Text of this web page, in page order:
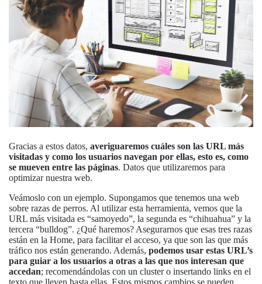
Gracias a estos datos, averiguaremos cuáles son las URL más
visitadas y como los usuarios navegan por ellas, esto es, como
se mueven entre las páginas. Datos que utilizaremos para
optimizar nuestra web.
Veámoslo con un ejemplo. Supongamos que tenemos una web
sobre razas de perros. Al utilizar esta herramienta, vemos que la
URL más visitada es “samoyedo”, la segunda es “chihuahua” y la
tercera “bulldog”. ¿Qué haremos? Asegurarnos que esas tres razas
están en la Home, para facilitar el acceso, ya que son las que más
tráfico nos están generando. Además, podemos usar estas URL’s
para guiar a los usuarios a otras a las que nos interesan que
accedan; recomendándolas con un cluster o insertando links en el
texto que lleven hasta ellas. Estos mismos cambios se pueden